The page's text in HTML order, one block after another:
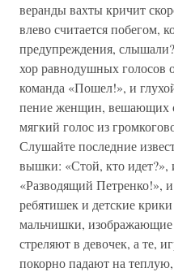
веранды вахты кричит
влево считается побегом,
предупреждения,
хор равнодушных голосов
команда «Пошел!», и
пение женщин, вешающих
мягкий голос из
Слушайте последние
вышки: «Стой, кто идет?»,
«Разводящий Петренко!»,
ребятишек и детские
мальчишки, изображающие
стреляют в девочек, а те,
покорно падают на